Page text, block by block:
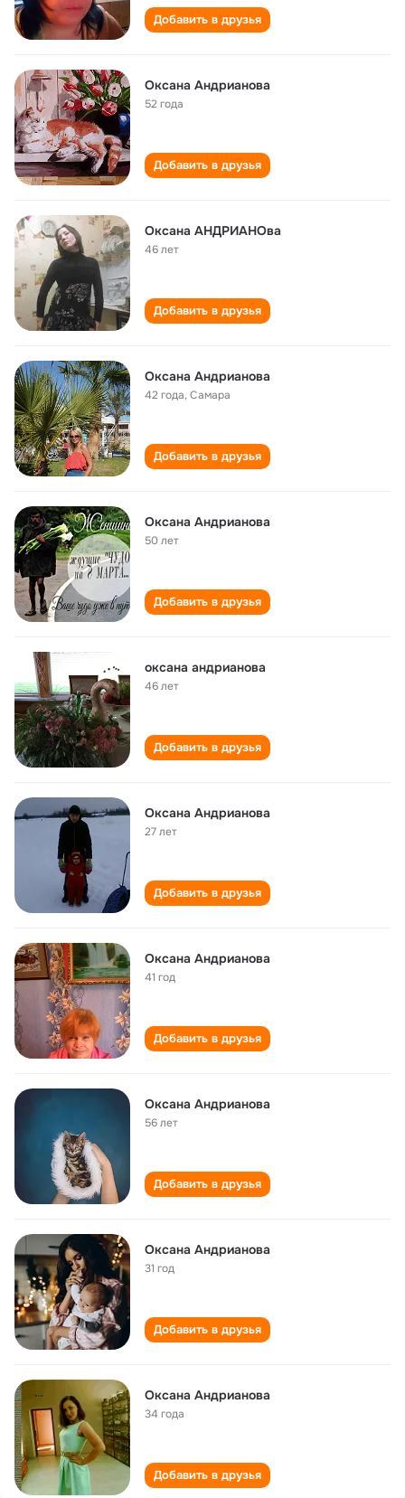
Добавить в друзья
Оксана Андрианова
52 года
Добавить в друзья
Оксана АНДРИАНОва
46 лет
Добавить в друзья
Оксана Андрианова
42 года,Самара
Добавить в друзья
Оксана Андрианова
50 лет
Добавить в друзья
оксана андрианова
46 лет
Добавить в друзья
Оксана Андрианова
27 лет
Добавить в друзья
Оксана Андрианова
41 год
Добавить в друзья
Оксана Андрианова
56 лет
Добавить в друзья
Оксана Андрианова
31 год
Добавить в друзья
Оксана Андрианова
34 года
Добавить в друзья